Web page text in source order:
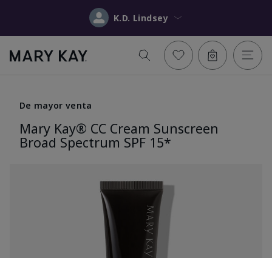
K.D. Lindsey
De mayor venta
Mary Kay® CC Cream Sunscreen
Broad Spectrum SPF 15*